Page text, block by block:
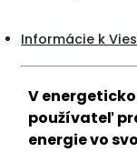
Informácie k
V
používateľ
energie vo